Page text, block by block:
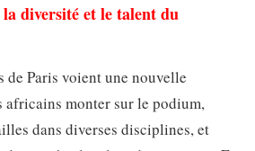
diversité et le talent du
de Paris voient une nouvelle
africains monter sur le podium,
dans diverses disciplines, et